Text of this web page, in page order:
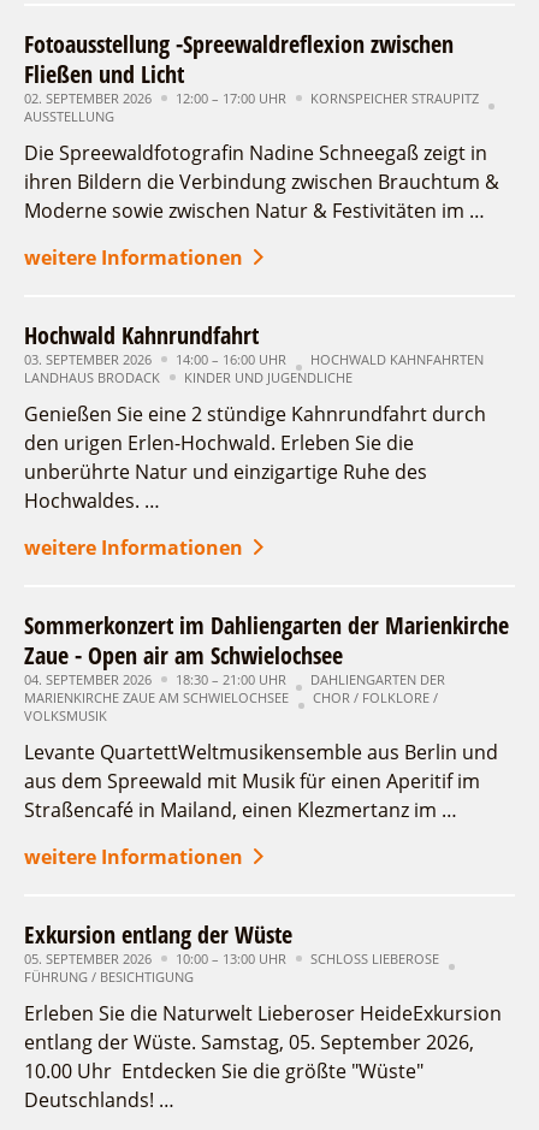
Fotoausstellung -Spreewaldreflexion zwischen
Fließen und Licht
02. SEPTEMBER 2026 12:00 – 17:00 UHR
KORNSPEICHER STRAUPITZ
AUSSTELLUNG
Die Spreewaldfotografin Nadine Schneegaß zeigt in
ihren Bildern die Verbindung zwischen Brauchtum &
Moderne sowie zwischen Natur & Festivitäten im …
weitere Informationen
Hochwald Kahnrundfahrt
03. SEPTEMBER 2026 14:00 – 16:00 UHR
HOCHWALD KAHNFAHRTEN
LANDHAUS BRODACK
KINDER UND JUGENDLICHE
Genießen Sie eine 2 stündige Kahnrundfahrt durch
den urigen Erlen-Hochwald. Erleben Sie die
unberührte Natur und einzigartige Ruhe des
Hochwaldes. …
weitere Informationen
Sommerkonzert im Dahliengarten der Marienkirche
Zaue - Open air am Schwielochsee
04. SEPTEMBER 2026 18:30 – 21:00 UHR
DAHLIENGARTEN DER
MARIENKIRCHE ZAUE AM SCHWIELOCHSEE
CHOR / FOLKLORE /
VOLKSMUSIK
Levante QuartettWeltmusikensemble aus Berlin und
aus dem Spreewald mit Musik für einen Aperitif im
Straßencafé in Mailand, einen Klezmertanz im …
weitere Informationen
Exkursion entlang der Wüste
05. SEPTEMBER 2026 10:00 – 13:00 UHR
SCHLOSS LIEBEROSE
FÜHRUNG / BESICHTIGUNG
Erleben Sie die Naturwelt Lieberoser HeideExkursion
entlang der Wüste. Samstag, 05. September 2026,
10.00 Uhr Entdecken Sie die größte "Wüste"
Deutschlands! …